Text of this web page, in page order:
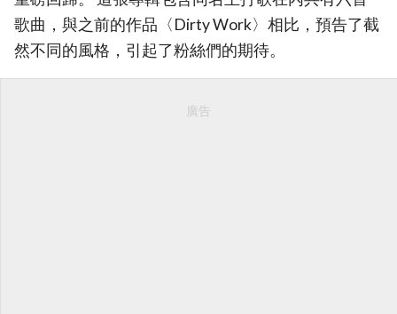
歌曲，與之前的作品〈Dirty Work〉相比，預告了截
然不同的風格，引起了粉絲們的期待。
廣告